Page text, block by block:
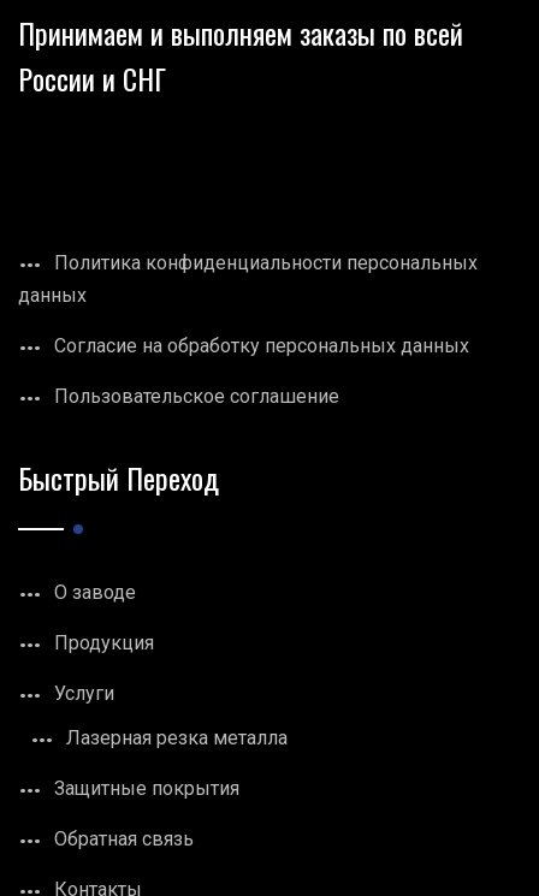
Принимаем и выполняем заказы по всей
России и СНГ
Политика конфиденциальности персональных
данных
Согласие на обработку персональных данных
Пользовательское соглашение
Быстрый Переход
О заводе
Продукция
Услуги
Лазерная резка металла
Защитные покрытия
Обратная связь
Контакты